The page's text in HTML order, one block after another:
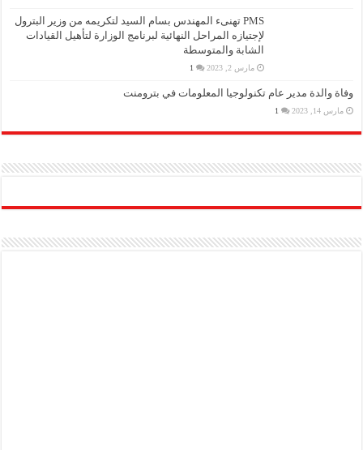
PMS تهنىء المهندس بسام السيد لتكريمه من وزير البترول
لإجتيازه المراحل النهائية لبرنامج الوزارة لتأهيل القيادات
الشابة والمتوسطة
مارس 2, 2023 1
وفاة والدة مدير عام تكنولوجيا المعلومات في بترومنت
مارس 14, 2023 1